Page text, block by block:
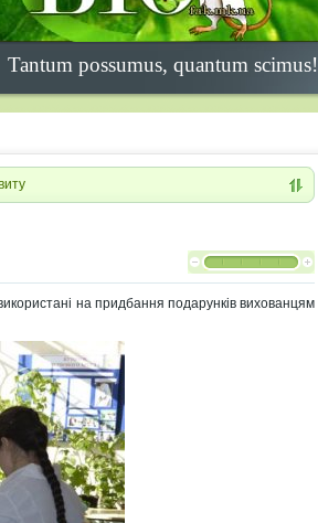
Tantum possumus, quantum scimus!
на придбання подарунків вихованцям